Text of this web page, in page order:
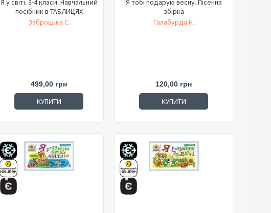
Я у світі. 3-4 класи. Навчальний
посібник в ТАБЛИЦЯХ
Заброцька С.
499,00 грн
КУПИТИ
Я тобі подарую весну. Пісенна
збірка
Галабурда Н.
120,00 грн
КУПИТИ